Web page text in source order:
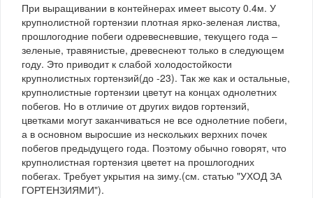
При выращивании в контейнерах имеет высоту 0.4м. У
крупнолистной гортензии плотная ярко-зеленая листва,
прошлогодние побеги одревесневшие, текущего года –
зеленые, травянистые, древеснеют только в следующем
году. Это приводит к слабой холодостойкости
крупнолистных гортензий(до -23). Так же как и остальные,
крупнолистные гортензии цветут на концах однолетних
побегов. Но в отличие от других видов гортензий,
цветками могут заканчиваться не все однолетние побеги,
а в основном выросшие из нескольких верхних почек
побегов предыдущего года. Поэтому обычно говорят, что
крупнолистная гортензия цветет на прошлогодних
побегах. Требует укрытия на зиму.(см. статью "УХОД ЗА
ГОРТЕНЗИЯМИ").